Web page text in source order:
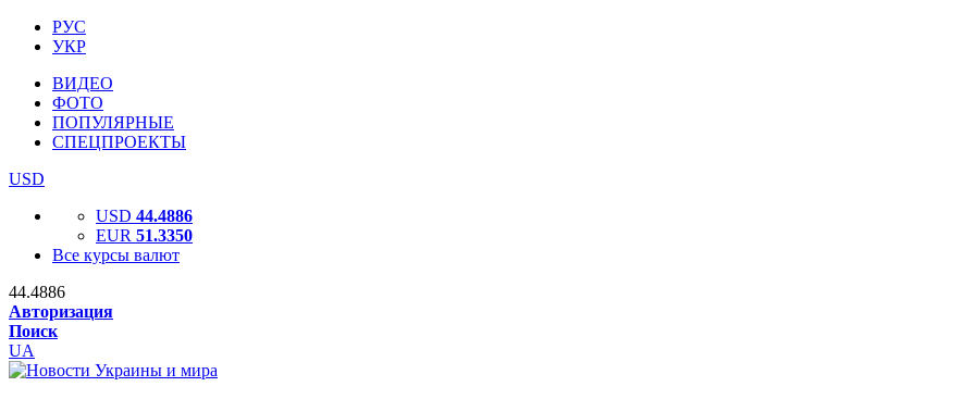
РУС
УКР
ВИДЕО
ФОТО
ПОПУЛЯРНЫЕ
СПЕЦПРОЕКТЫ
USD
USD 44.4886
EUR 51.3350
Все курсы валют
44.4886
Авторизация
Поиск
UA